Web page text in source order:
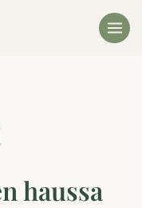
haussa